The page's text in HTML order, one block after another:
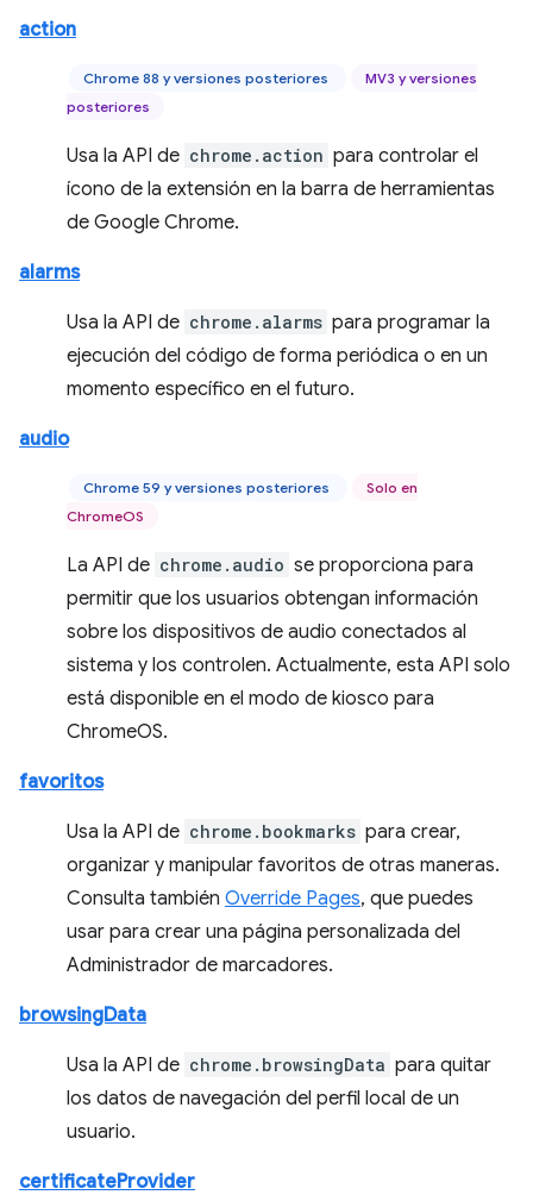
action
Chrome 88 y versiones posteriores
MV3 y versiones
posteriores
Usa la API de chrome.action para controlar el
ícono de la extensión en la barra de herramientas
de Google Chrome.
alarms
Usa la API de chrome.alarms para programar la
ejecución del código de forma periódica o en un
momento específico en el futuro.
audio
Chrome 59 y versiones posteriores
Solo en
ChromeOS
La API de chrome.audio se proporciona para
permitir que los usuarios obtengan información
sobre los dispositivos de audio conectados al
sistema y los controlen. Actualmente, esta API solo
está disponible en el modo de kiosco para
ChromeOS.
favoritos
Usa la API de chrome.bookmarks para crear,
organizar y manipular favoritos de otras maneras.
Consulta también Override Pages, que puedes
usar para crear una página personalizada del
Administrador de marcadores.
browsingData
Usa la API de chrome.browsingData para quitar
los datos de navegación del perfil local de un
usuario.
certificateProvider